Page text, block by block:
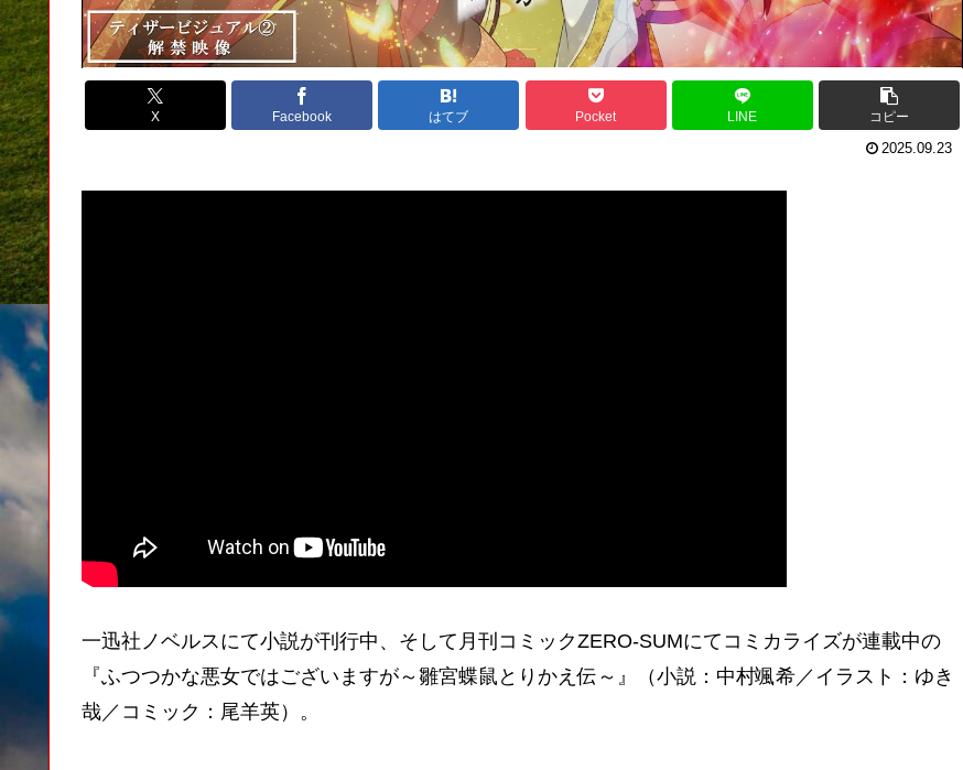
X Facebook はてブ Pocket LINE コピー
2025.09.23
一迅社ノベルスにて小説が刊行中、そして月刊コミックZERO-SUMにてコミカライズが連載中の
『ふつつかな悪女ではございますが～雛宮蝶鼠とりかえ伝～』（小説：中村颯希／イラスト：ゆき
哉／コミック：尾羊英）。